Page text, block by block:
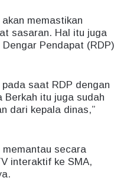
memastikan
sasaran. Hal itu juga
Pendapat (RDP)
saat RDP dengan
Berkah itu juga sudah
dari kepala dinas,”
memantau secara
interaktif ke SMA,